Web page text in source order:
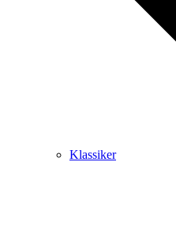
Klassiker